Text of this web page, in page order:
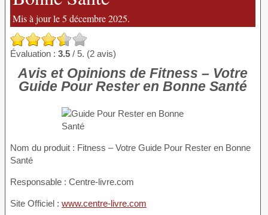
Mis à jour le 5 décembre 2025.
Évaluation : 3.5 / 5. (2 avis)
Avis et Opinions de Fitness – Votre
Guide Pour Rester en Bonne Santé
Nom du produit : Fitness – Votre Guide Pour Rester en Bonne
Santé
Responsable : Centre-livre.com
Site Officiel : www.centre-livre.com